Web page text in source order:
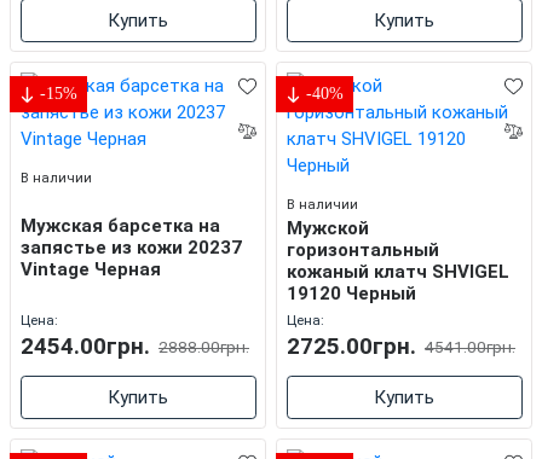
Купить Купить
-15%
В наличии
Мужская барсетка на
запястье из кожи 20237
Vintage Черная
Цена:
2454.00грн. 2888.00грн.
Купить
-40%
В наличии
Мужской
горизонтальный
кожаный клатч SHVIGEL
19120 Черный
Цена:
2725.00грн. 4541.00грн.
Купить